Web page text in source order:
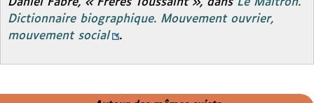
Daniel Fabre, « Frères Toussaint », dans Le Maîtron.
Dictionnaire biographique. Mouvement ouvrier,
mouvement social
.